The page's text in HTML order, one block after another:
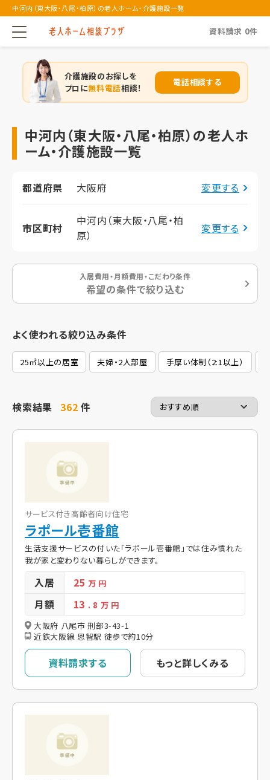
中河内（東大阪・八尾・柏原）の老人ホーム・介護施設一覧
資料請求 0件
介護施設のお探しを
プロに無料電話相談！
電話相談する
中河内（東大阪・八尾・柏原）の老人ホ
ーム・介護施設一覧
都道府県 大阪府 変更する
市区町村
中河内（東大阪・八尾・柏
原）
変更する
入居費用・月額費用・こだわり条件
希望の条件で絞り込む
よく使われる絞り込み条件
25㎡以上の居室 夫婦・2人部屋 手厚い体制（2:1以上）
検索結果 362件
サービス付き高齢者向け住宅
ラポール壱番館
生活支援サービスの付いた「ラポール壱番館」では住み慣れた
我が家と変わりない暮らしができます。
入居 25万 円
月額 13 . 8 万 円
大阪府 八尾市 刑部3-43-1
近鉄大阪線 恩智駅 徒歩で約10分
資料請求する もっと詳しくみる